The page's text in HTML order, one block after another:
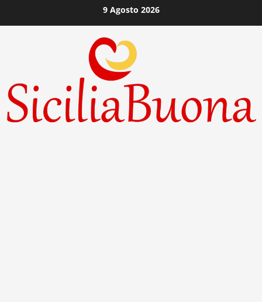
al
9 Agosto 2026